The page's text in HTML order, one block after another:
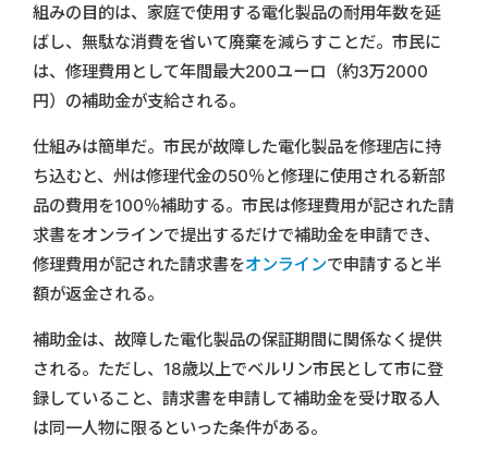
組みの目的は、家庭で使用する電化製品の耐用年数を延
ばし、無駄な消費を省いて廃棄を減らすことだ。市民に
は、修理費用として年間最大200ユーロ（約3万2000
円）の補助金が支給される。
仕組みは簡単だ。市民が故障した電化製品を修理店に持
ち込むと、州は修理代金の50％と修理に使用される新部
品の費用を100％補助する。市民は修理費用が記された請
求書をオンラインで提出するだけで補助金を申請でき、
修理費用が記された請求書をオンラインで申請すると半
額が返金される。
補助金は、故障した電化製品の保証期間に関係なく提供
される。ただし、18歳以上でベルリン市民として市に登
録していること、請求書を申請して補助金を受け取る人
は同一人物に限るといった条件がある。